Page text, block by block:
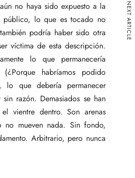
no haya sido expuesto a la
público, lo que es tocado no
podría haber sido otra
víctima de esta descripción.
lo que permanecería
habríamos podido
lo que debería permanecer
razón. Demasiados se han
vientre dentro. Son arenas
no mueven nada. Sin fondo,
Arbitrario, pero nunca
NEXT ARTICLE